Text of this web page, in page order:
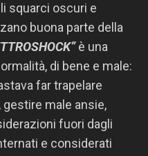
squarci oscuri e
buona parte della
è una
di bene e male:
far trapelare
male ansie,
fuori dagli
e considerati